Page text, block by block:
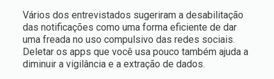
Vários dos entrevistados sugeriram a desabilitação
das notificações como uma forma eficiente de dar
uma freada no uso compulsivo das redes sociais.
Deletar os apps que você usa pouco também ajuda a
diminuir a vigilância e a extração de dados.